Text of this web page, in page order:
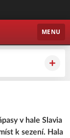
MENU
v hale Slavia
k sezení. Hala